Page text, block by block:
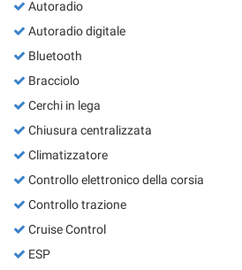
Autoradio
Autoradio digitale
Bluetooth
Bracciolo
Cerchi in lega
Chiusura centralizzata
Climatizzatore
Controllo elettronico della corsia
Controllo trazione
Cruise Control
ESP